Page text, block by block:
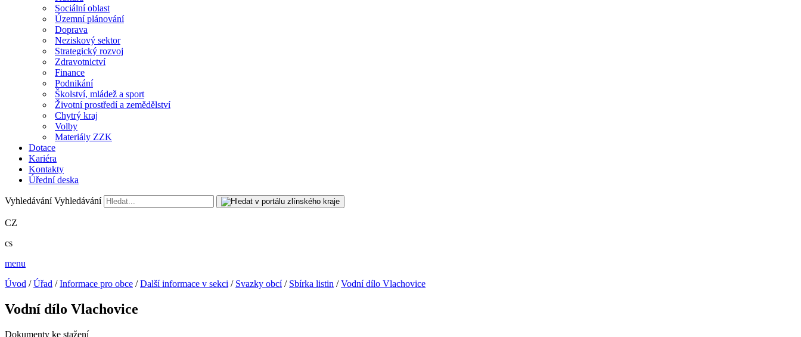
Sociální oblast
Územní plánování
Doprava
Neziskový sektor
Strategický rozvoj
Zdravotnictví
Finance
Podnikání
Školství, mládež a sport
Životní prostředí a zemědělství
Chytrý kraj
Volby
Materiály ZZK
Dotace
Kariéra
Kontakty
Úřední deska
Vyhledávání Vyhledávání
CZ
cs
menu
Úvod /Úřad /Informace pro obce /Další informace v sekci / Svazky obcí/ Sbírka listin /Vodní dílo Vlachovice
Vodní dílo Vlachovice
Dokumenty ke stažení